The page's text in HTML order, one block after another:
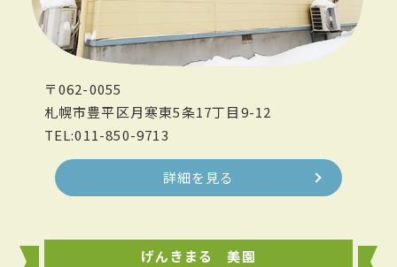
〒062-0055
札幌市豊平区月寒東5条17丁目9-12
TEL:011-850-9713
詳細を見る
げんきまる 美園